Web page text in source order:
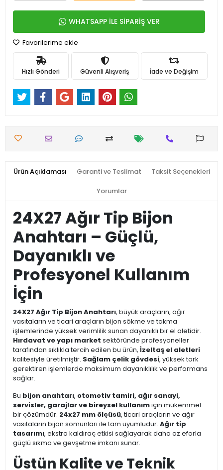
WHATSAPP İLE SİPARİŞ VER
Favorilerime ekle
Hızlı Gönderi Güvenli Alışveriş İade ve Değişim
Ürün Açıklaması Garanti ve Teslimat Taksit Seçenekleri
Yorumlar
24X27 Ağır Tip Bijon
Anahtarı – Güçlü,
Dayanıklı ve
Profesyonel Kullanım
İçin
24X27 Ağır Tip Bijon Anahtarı, büyük araçların, ağır
vasıtaların ve ticari araçların bijon sökme ve takma
işlemlerinde yüksek verimlilik sunan dayanıklı bir el aletidir.
Hırdavat ve yapı market sektöründe profesyoneller
tarafından sıklıkla tercih edilen bu ürün, İzeltaş el aletleri
kalitesiyle üretilmiştir. Sağlam çelik gövdesi, yüksek tork
gerektiren işlemlerde maksimum dayanıklılık ve performans
sağlar.
Bu bijon anahtarı, otomotiv tamiri, ağır sanayi,
servisler, garajlar ve bireysel kullanımiçin mükemmel
bir çözümdür. 24x27 mm ölçüsü, ticari araçların ve ağır
vasıtaların bijon somunları ile tam uyumludur. Ağır tip
tasarımı, ekstra kaldıraç etkisi sağlayarak daha az eforla
güçlü sıkma ve gevşetme imkanı sunar.
Üstün Kalite ve Teknik